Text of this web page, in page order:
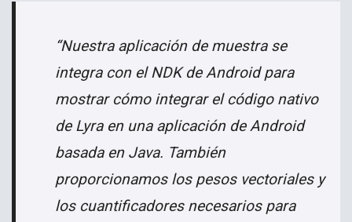
“Nuestra aplicación de muestra se
integra con el NDK de Android para
mostrar cómo integrar el código nativo
de Lyra en una aplicación de Android
basada en Java. También
proporcionamos los pesos vectoriales y
los cuantificadores necesarios para